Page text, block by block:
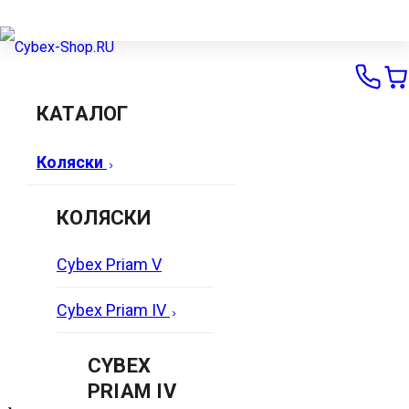
КАТАЛОГ
Коляски
КОЛЯСКИ
Cybex Priam V
Cybex Priam IV
CYBEX
PRIAM IV